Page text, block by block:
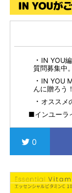
IN YOU
質問募集中。
IN YOU
んに贈ろう！
オススメ
■インユーラ
0